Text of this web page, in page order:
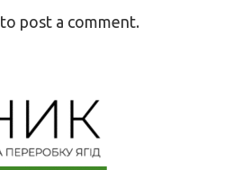
to post a comment.